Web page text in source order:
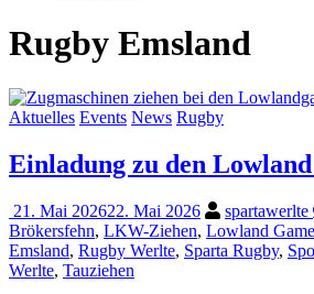
Rugby Emsland
Aktuelles Events News Rugby
Einladung zu den Lowland
21. Mai 202622. Mai 2026 spartawerlte
Brökersfehn, LKW-Ziehen, Lowland
Emsland, Rugby Werlte, Sparta Rugby,
Werlte, Tauziehen